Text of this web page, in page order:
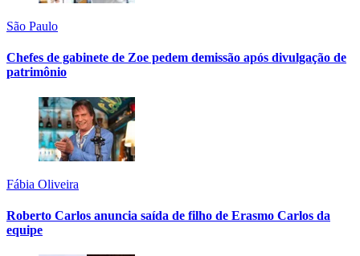
São Paulo
Chefes de gabinete de Zoe pedem demissão após divulgação de
patrimônio
Fábia Oliveira
Roberto Carlos anuncia saída de filho de Erasmo Carlos da
equipe